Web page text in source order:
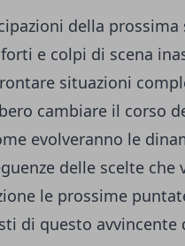
della
e colpi di scena
situazioni
cambiare il corso
evolveranno le
delle scelte
le prossime
di questo avvincente